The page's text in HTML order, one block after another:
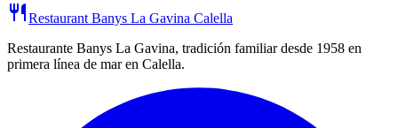
restaurant Restaurant Banys La Gavina Calella
Restaurante Banys La Gavina, tradición familiar desde 1958 en
primera línea de mar en Calella.